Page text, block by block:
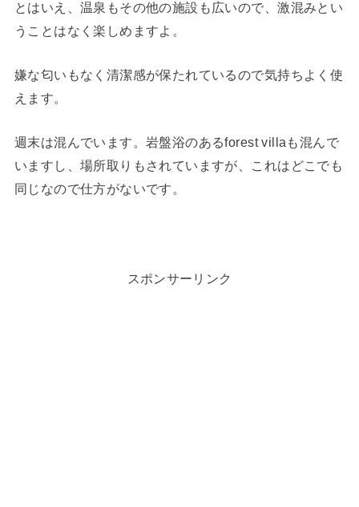
とはいえ、温泉もその他の施設も広いので、激混みとい
うことはなく楽しめますよ。
嫌な匂いもなく清潔感が保たれているので気持ちよく使
えます。
週末は混んでいます。岩盤浴のあるforest villaも混んで
いますし、場所取りもされていますが、これはどこでも
同じなので仕方がないです。
スポンサーリンク